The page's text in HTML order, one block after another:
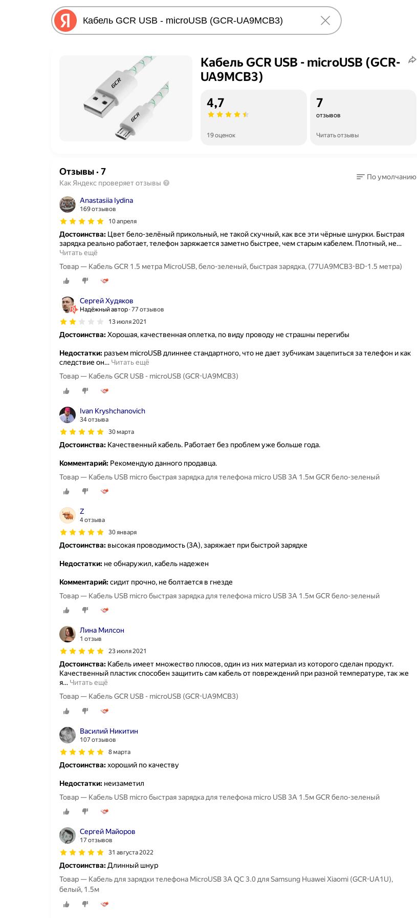
Кабель GCR USB - microUSB (GCR-
UA9MCB3)
4,7
19 оценок
7
отзывов
Читать отзывы
Отзывы· 7
Как Яндекс проверяет отзывы
По умолчанию
Anastasiia Iydina
169 отзывов
10 апреля
Достоинства: Цвет бело-зелёный прикольный, не такой скучный, как все эти чёрные шнурки. Быстрая
зарядка реально работает, телефон заряжается заметно быстрее, чем старым кабелем. Плотный, не…
Читать ещё
Товар — Кабель GCR 1.5 метра MicroUSB, бело-зеленый, быстрая зарядка, (77UA9MCB3-BD-1.5 метра)
Сергей Худяков
Надёжный автор 77 отзывов
13 июля 2021
Достоинства:Хорошая, качественная оплетка, по виду проводу не страшны перегибы
Недостатки: разъем microUSB длиннее стандартного, что не дает зубчикам зацепиться за телефон и как
следствие он… Читать ещё
Товар — Кабель GCR USB - microUSB (GCR-UA9MCB3)
Ivan Kryshchanovich
34 отзыва
30 марта
Достоинства: Качественный кабель. Работает без проблем уже больше года.
Комментарий: Рекомендую данного продавца.
Товар — Кабель USB micro быстрая зарядка для телефона micro USB 3A 1.5м GCR бело-зеленый
Z
4 отзыва
30 января
Достоинства: высокая проводимость (3А), заряжает при быстрой зарядке
Недостатки: не обнаружил, кабель надежен
Комментарий:сидит прочно, не болтается в гнезде
Товар — Кабель USB micro быстрая зарядка для телефона micro USB 3A 1.5м GCR бело-зеленый
Лина Милсон
1 отзыв
23 июля 2021
Достоинства: Кабель имеет множество плюсов, один из них материал из которого сделан продукт.
Качественный пластик способен защитить сам кабель от повреждений при разной температуре, так же
я… Читать ещё
Товар — Кабель GCR USB - microUSB (GCR-UA9MCB3)
Василий Никитин
107 отзывов
8 марта
Достоинства:хороший по качеству
Недостатки: неизаметил
Товар — Кабель USB micro быстрая зарядка для телефона micro USB 3A 1.5м GCR бело-зеленый
Сергей Майоров
17 отзывов
31 августа 2022
Достоинства:Длинный шнур
Товар — Кабель для зарядки телефона MicroUSB 3A QC 3.0 для Samsung Huawei Xiaomi (GCR-UA1U),
белый, 1.5м